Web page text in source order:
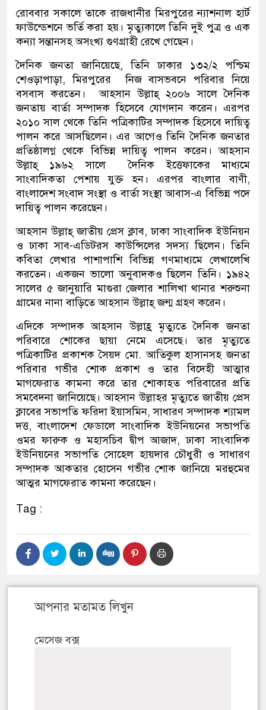
রোববার সকালে তাকে রাজধানীর মিরপুরের ন্যাশনাল হার্ট
ফাউন্ডেশনে ভর্তি করা হয়। মৃত্যুকালে তিনি দুই পুত্র ও এক
কন্যা সন্তানসহ অসংখ্য গুণগ্রাহী রেখে গেছেন।
দৈনিক জনতা জানিয়েছে, তিনি ঢাকার ১৩২/২ পশ্চিম
শেওড়াপাড়া, মিরপুরের নিজ বাসভবনে পরিবার নিয়ে
বসবাস করতেন। আহসান উল্লাহ্ ২০০৬ সালে দৈনিক
জনতায় বার্তা সম্পাদক হিসেবে যোগদান করেন। এরপর
২০১০ সাল থেকে তিনি পত্রিকাটির সম্পাদক হিসেবে দায়িত্ব
পালন করে আসছিলেন। এর আগেও তিনি দৈনিক জনতার
প্রতিষ্ঠালগ্ন থেকে বিভিন্ন দায়িত্ব পালন করেন। আহসান
উল্লাহ্ ১৯৬২ সালে দৈনিক ইত্তেফাকের মাধ্যমে
সাংবাদিকতা পেশায় যুক্ত হন। এরপর বাংলার বাণী,
বাংলাদেশ সংবাদ সংস্থা ও বার্তা সংস্থা আবাস-এ বিভিন্ন পদে
দায়িত্ব পালন করেছেন।
আহসান উল্লাহ্ জাতীয় প্রেস ক্লাব, ঢাকা সাংবাদিক ইউনিয়ন
ও ঢাকা সাব-এডিটরস কাউন্সিলের সদস্য ছিলেন। তিনি
কবিতা লেখার পাশাপাশি বিভিন্ন গণমাধ্যমে লেখালেখি
করতেন। একজন ভালো অনুবাদকও ছিলেন তিনি। ১৯৪২
সালের ৫ জানুয়ারি মাগুরা জেলার শালিখা থানার শরুশুনা
গ্রামের নানা বাড়িতে আহসান উল্লাহ্ জন্ম গ্রহণ করেন।
এদিকে সম্পাদক আহসান উল্লাহ্র মৃত্যুতে দৈনিক জনতা
পরিবারে শোকের ছায়া নেমে এসেছে। তার মৃত্যুতে
পত্রিকাটির প্রকাশক সৈয়দ মো. আতিকুল হাসানসহ জনতা
পরিবার গভীর শোক প্রকাশ ও তার বিদেহী আত্মার
মাগফেরাত কামনা করে তার শোকাহত পরিবারের প্রতি
সমবেদনা জানিয়েছে। আহসান উল্লাহর মৃত্যুতে জাতীয় প্রেস
ক্লাবের সভাপতি ফরিদা ইয়াসমিন, সাধারণ সম্পাদক শ্যামল
দত্ত, বাংলাদেশ ফেডালে সাংবাদিক ইউনিয়নের সভাপতি
ওমর ফারুক ও মহাসচিব দ্বীপ আজাদ, ঢাকা সাংবাদিক
ইউনিয়নের সভাপতি সোহেল হায়দার চৌধুরী ও সাধারণ
সম্পাদক আকতার হোসেন গভীর শোক জানিয়ে মরহুমের
আত্মর মাগফেরাত কামনা করেছেন।
Tag :
আপনার মতামত লিখুন
মেসেজ বক্স